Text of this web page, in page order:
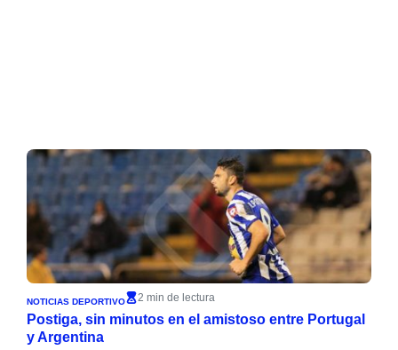
NOTICIAS DEPORTIVO 2 min de lectura
Postiga, sin minutos en el amistoso entre Portugal
y Argentina